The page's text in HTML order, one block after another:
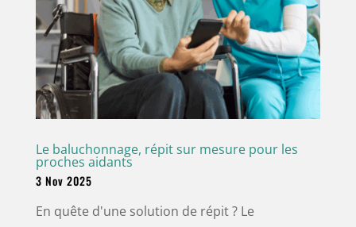
Le baluchonnage, répit sur mesure pour les
proches aidants
3 Nov 2025
En quête d'une solution de répit ? Le